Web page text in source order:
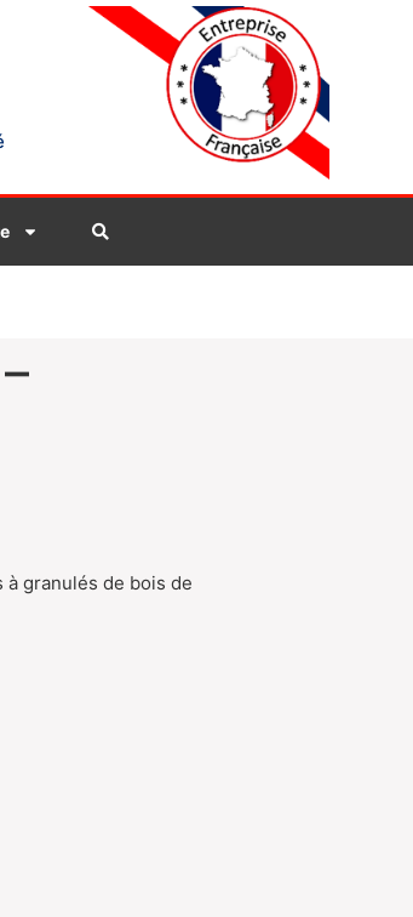
à granulés de bois de